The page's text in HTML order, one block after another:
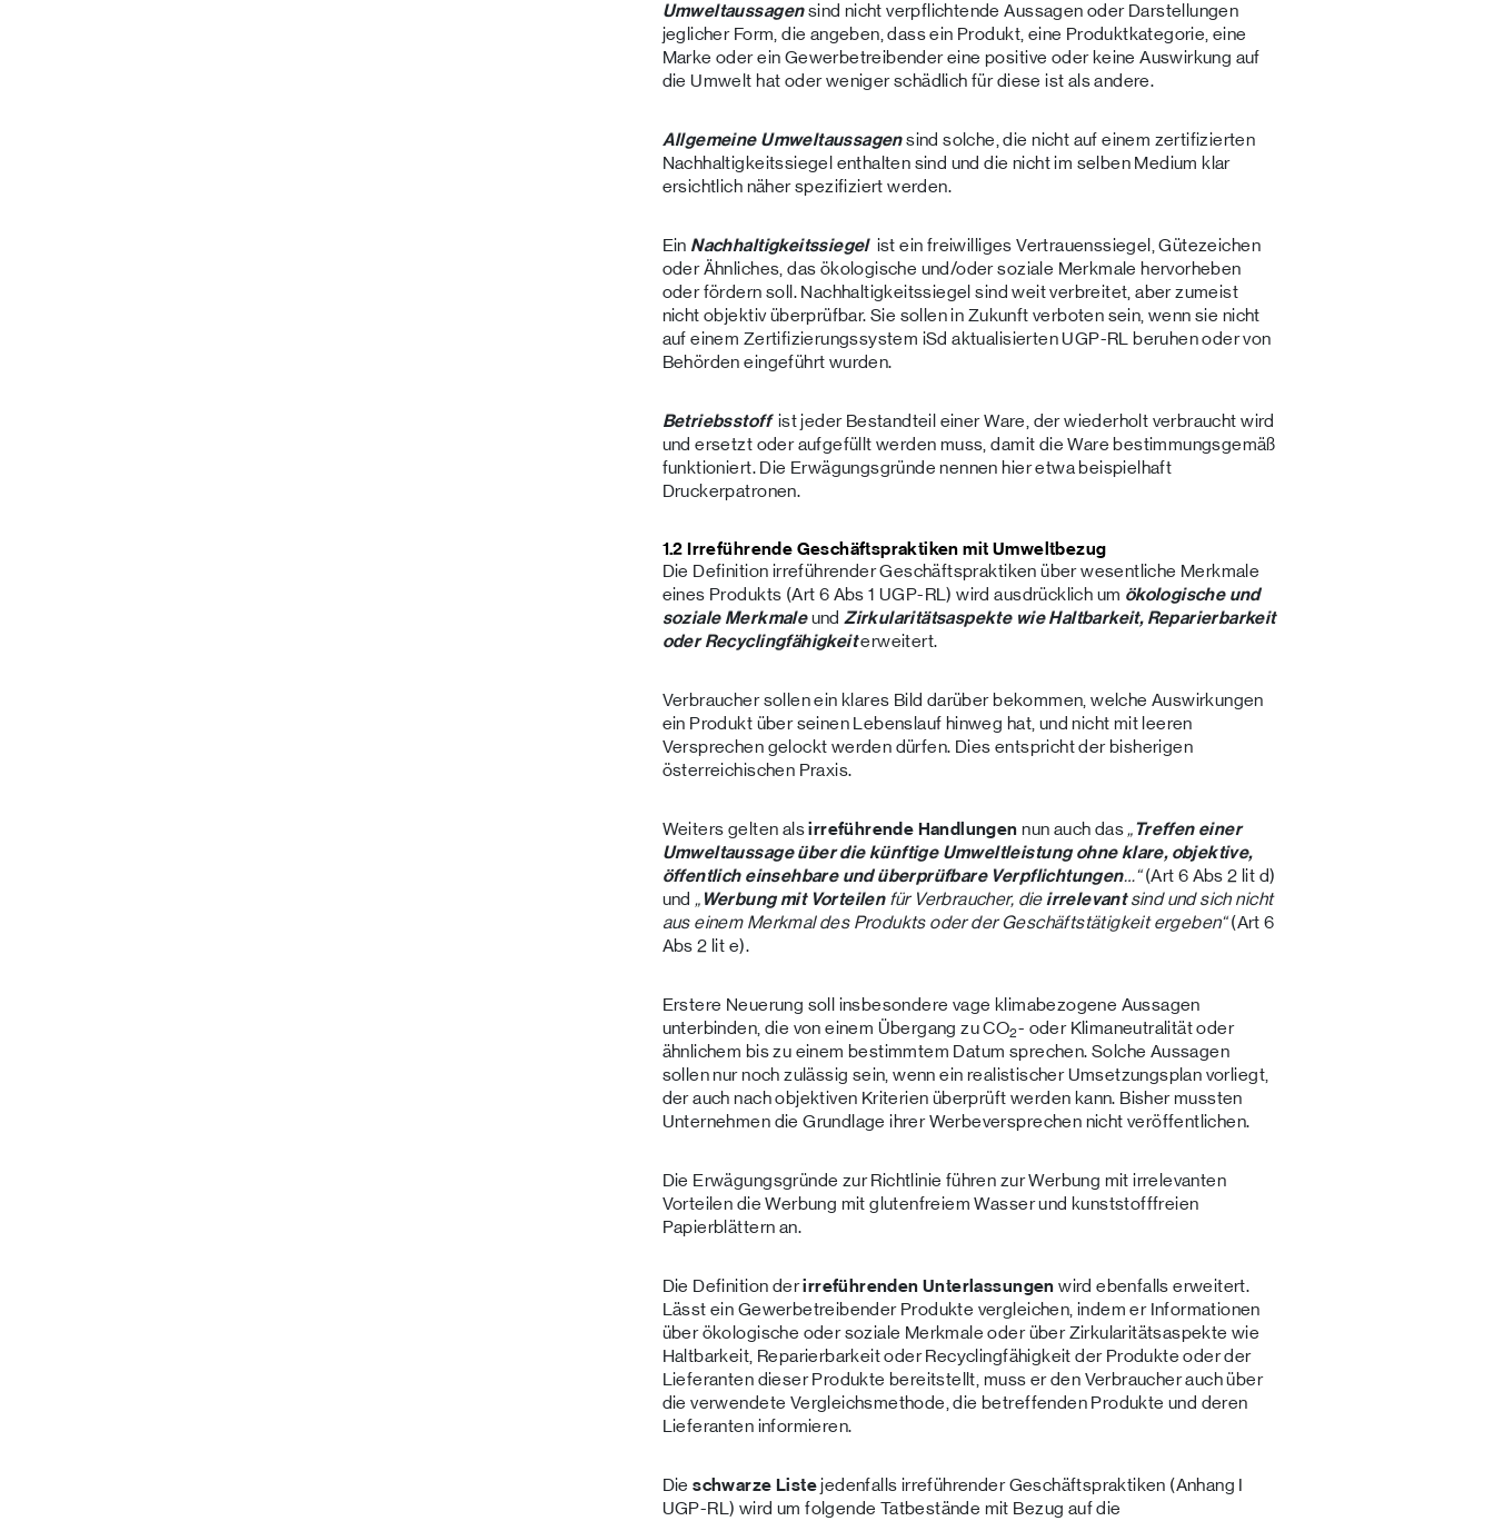
Umweltaussagensind nicht verpflichtende Aussagen oder Darstellungen
jeglicher Form, die angeben, dass ein Produkt, eine Produktkategorie, eine
Marke oder ein Gewerbetreibender eine positive oder keine Auswirkung auf
die Umwelt hat oder weniger schädlich für diese ist als andere.
Allgemeine Umweltaussagensind solche, die nicht auf einem zertifizierten
Nachhaltigkeitssiegel enthalten sind und die nicht im selben Medium klar
ersichtlich näher spezifiziert werden.
Ein Nachhaltigkeitssiegel ist ein freiwilliges Vertrauenssiegel, Gütezeichen
oder Ähnliches, das ökologische und/oder soziale Merkmale hervorheben
oder fördern soll. Nachhaltigkeitssiegel sind weit verbreitet, aber zumeist
nicht objektiv überprüfbar. Sie sollen in Zukunft verboten sein, wenn sie nicht
auf einem Zertifizierungssystem iSd aktualisierten UGP-RL beruhen oder von
Behörden eingeführt wurden.
Betriebsstoffist jeder Bestandteil einer Ware, der wiederholt verbraucht wird
und ersetzt oder aufgefüllt werden muss, damit die Ware bestimmungsgemäß
funktioniert. Die Erwägungsgründe nennen hier etwa beispielhaft
Druckerpatronen.
1.2 Irreführende Geschäftspraktiken mit Umweltbezug
Die Definition irreführender Geschäftspraktiken über wesentliche Merkmale
eines Produkts (Art 6 Abs 1 UGP-RL) wird ausdrücklich um ökologische und
soziale MerkmaleundZirkularitätsaspekte wie Haltbarkeit, Reparierbarkeit
oder Recyclingfähigkeiterweitert.
Verbraucher sollen ein klares Bild darüber bekommen, welche Auswirkungen
ein Produkt über seinen Lebenslauf hinweg hat, und nicht mit leeren
Versprechen gelockt werden dürfen. Dies entspricht der bisherigen
österreichischen Praxis.
Weiters gelten alsirreführende Handlungennun auch das „Treffen einer
Umweltaussage über die künftige Umweltleistung ohne klare, objektive,
öffentlich einsehbare und überprüfbare Verpflichtungen…“(Art 6 Abs 2 lit d)
und „ Werbung mit Vorteilenfür Verbraucher, die irrelevantsind und sich nicht
aus einem Merkmal des Produkts oder der Geschäftstätigkeit ergeben“(Art 6
Abs 2 lit e).
Erstere Neuerung soll insbesondere vage klimabezogene Aussagen
unterbinden, die von einem Übergang zu CO2- oder Klimaneutralität oder
ähnlichem bis zu einem bestimmtem Datum sprechen. Solche Aussagen
sollen nur noch zulässig sein, wenn ein realistischer Umsetzungsplan vorliegt,
der auch nach objektiven Kriterien überprüft werden kann. Bisher mussten
Unternehmen die Grundlage ihrer Werbeversprechen nicht veröffentlichen.
Die Erwägungsgründe zur Richtlinie führen zur Werbung mit irrelevanten
Vorteilen die Werbung mit glutenfreiem Wasser und kunststofffreien
Papierblättern an.
Die Definition derirreführenden Unterlassungen wird ebenfalls erweitert.
Lässt ein Gewerbetreibender Produkte vergleichen, indem er Informationen
über ökologische oder soziale Merkmale oder über Zirkularitätsaspekte wie
Haltbarkeit, Reparierbarkeit oder Recyclingfähigkeit der Produkte oder der
Lieferanten dieser Produkte bereitstellt, muss er den Verbraucher auch über
die verwendete Vergleichsmethode, die betreffenden Produkte und deren
Lieferanten informieren.
Dieschwarze Listejedenfalls irreführender Geschäftspraktiken (Anhang I
UGP-RL) wird um folgende Tatbestände mit Bezug auf die